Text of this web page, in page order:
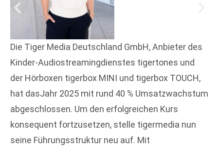
Die Tiger Media Deutschland GmbH, Anbieter des
Kinder-Audiostreamingdienstes tigertones und
der Hörboxen tigerbox MINI und tigerbox TOUCH,
hat dasJahr 2025 mit rund 40 % Umsatzwachstum
abgeschlossen. Um den erfolgreichen Kurs
konsequent fortzusetzen, stelle tigermedia nun
seine Führungsstruktur neu auf. Mit